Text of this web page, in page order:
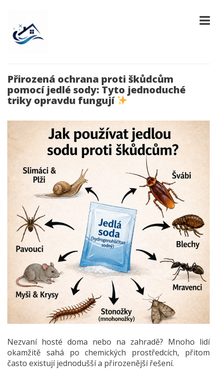
Přirozená ochrana proti škůdcům
pomocí jedlé sody: Tyto jednoduché
triky opravdu fungují
Nezvaní hosté doma nebo na zahradě? Mnoho lidí
okamžitě sahá po chemických prostředcích, přitom
často existují jednodušší a přirozenější řešení.